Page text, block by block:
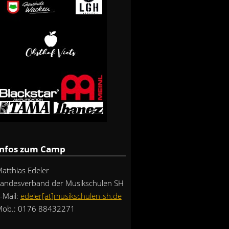
zum Camp
Edeler
der Musikschulen SH
Mail: edeler[at]musikschulen-sh.de
0176 88432271